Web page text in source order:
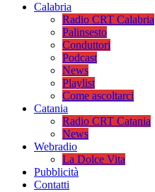
Calabria
Radio CRT Calabria
Palinsesto
Conduttori
Podcast
News
Playlist
Come ascoltarci
Catania
Radio CRT Catania
News
Webradio
La Dolce Vita
Pubblicità
Contatti